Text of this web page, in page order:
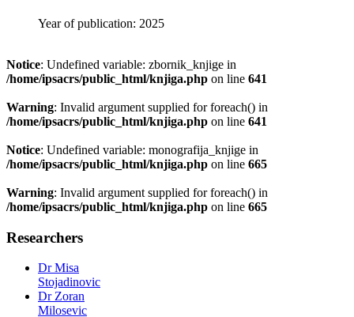
Year of publication: 2025
Notice: Undefined variable: zbornik_knjige in
/home/ipsacrs/public_html/knjiga.php on line 641
Warning: Invalid argument supplied for foreach() in
/home/ipsacrs/public_html/knjiga.php on line 641
Notice: Undefined variable: monografija_knjige in
/home/ipsacrs/public_html/knjiga.php on line 665
Warning: Invalid argument supplied for foreach() in
/home/ipsacrs/public_html/knjiga.php on line 665
Researchers
Dr Misa
Stojadinovic
Dr Zoran
Milosevic